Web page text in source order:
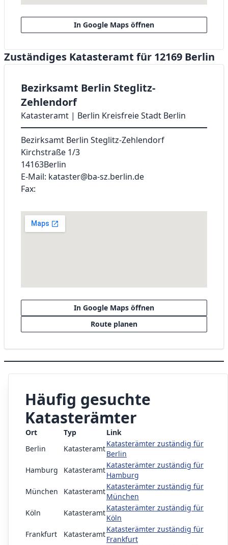
In Google Maps öffnen
Zuständiges Katasteramt für 12169 Berlin
Bezirksamt Berlin Steglitz-
Zehlendorf
Katasteramt | Berlin Kreisfreie Stadt Berlin
Bezirksamt Berlin Steglitz-Zehlendorf
Kirchstraße 1/3
14163Berlin
E-Mail: kataster@ba-sz.berlin.de
Fax:
In Google Maps öffnen
Route planen
Häufig gesuchte
Katasterämter
Ort Typ
Link
Berlin
Katasteramt
Katasterämter zuständig für
Berlin
Hamburg
Katasteramt
Katasterämter zuständig für
Hamburg
München
Katasteramt
Katasterämter zuständig für
München
Köln
Katasteramt
Katasterämter zuständig für
Köln
Frankfurt
Katasteramt
Katasterämter zuständig für
Frankfurt